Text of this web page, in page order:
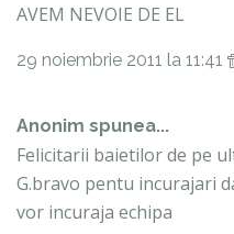
AVEM NEVOIE DE EL
29 noiembrie 2011 la 11:41
Anonim spunea...
Felicitarii baietilor de pe
G.bravo pentu incurajari
vor incuraja echipa